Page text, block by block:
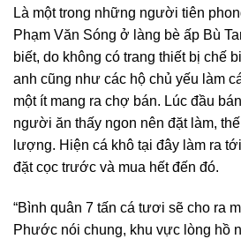
Là một trong những người tiên
Phạm Văn Sóng ở làng bè ấp Bù
biết, do không có trang thiết bị chế
anh cũng như các hộ chủ yếu làm
một ít mang ra chợ bán. Lúc đầu
người ăn thấy ngon nên đặt làm,
lượng. Hiện cá khô tại đây làm ra
đặt cọc trước và mua hết đến đó.
“Bình quân 7 tấn cá tươi sẽ cho ra
Phước nói chung, khu vực lòng hồ